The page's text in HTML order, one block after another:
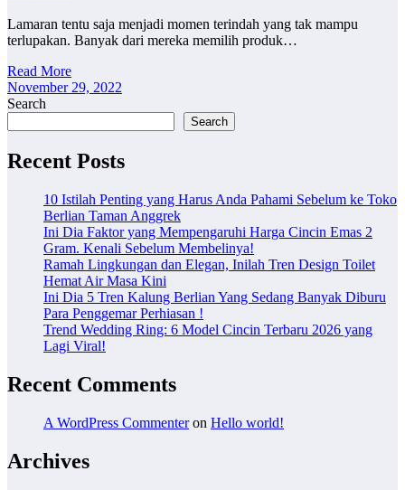
Lamaran tentu saja menjadi momen terindah yang tak mampu
terlupakan. Banyak dari mereka memilih produk…
Read More
November 29, 2022
Search
Search
Recent Posts
10 Istilah Penting yang Harus Anda Pahami Sebelum ke Toko
Berlian Taman Anggrek
Ini Dia Faktor yang Mempengaruhi Harga Cincin Emas 2
Gram. Kenali Sebelum Membelinya!
Ramah Lingkungan dan Elegan, Inilah Tren Design Toilet
Hemat Air Masa Kini
Ini Dia 5 Tren Kalung Berlian Yang Sedang Banyak Diburu
Para Penggemar Perhiasan !
Trend Wedding Ring: 6 Model Cincin Terbaru 2026 yang
Lagi Viral!
Recent Comments
A WordPress Commenteron Hello world!
Archives